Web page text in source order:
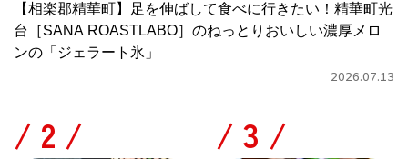
【相楽郡精華町】足を伸ばして食べに行きたい！精華町光
台［SANA ROASTLABO］のねっとりおいしい濃厚メロ
ンの「ジェラート氷」
2026.07.13
/ /